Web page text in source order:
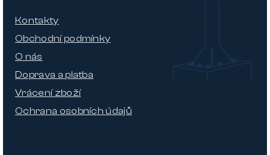
Kontakty
Obchodní podmínky
O nás
Doprava a platba
Vrácení zboží
Ochrana osobních údajů